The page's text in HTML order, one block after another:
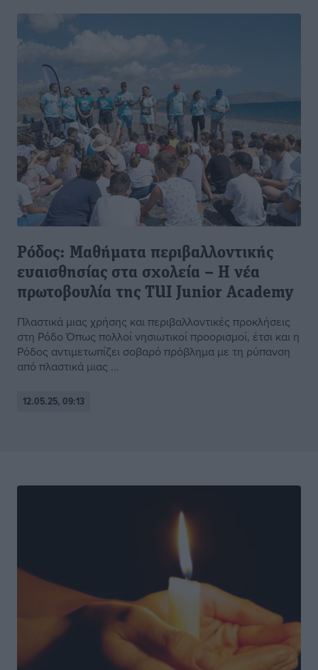
Ρόδος: Μαθήματα περιβαλλοντικής
ευαισθησίας στα σχολεία – Η νέα
πρωτοβουλία της TUI Junior Academy
Πλαστικά μιας χρήσης και περιβαλλοντικές προκλήσεις
στη Ρόδο Όπως πολλοί νησιωτικοί προορισμοί, έτσι και η
Ρόδος αντιμετωπίζει σοβαρό πρόβλημα με τη ρύπανση
από πλαστικά μιας ...
12.05.25, 09:13